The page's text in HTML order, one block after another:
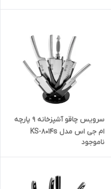
سرویس چاقو آشپزخانه 9 پارچه
ام جی اس مدل KS-8014s
ناموجود